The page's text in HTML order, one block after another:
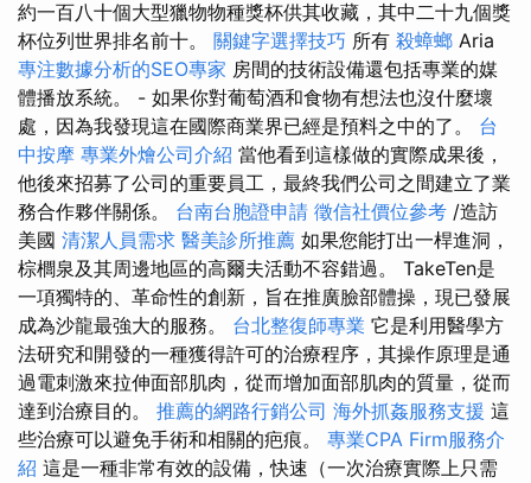
約一百八十個大型獵物物種獎杯供其收藏，其中二十九個獎
杯位列世界排名前十。 關鍵字選擇技巧 所有 殺蟑螂 Aria
專注數據分析的SEO專家 房間的技術設備還包括專業的媒
體播放系統。 - 如果你對葡萄酒和食物有想法也沒什麼壞
處，因為我發現這在國際商業界已經是預料之中的了。 台
中按摩 專業外燴公司介紹 當他看到這樣做的實際成果後，
他後來招募了公司的重要員工，最終我們公司之間建立了業
務合作夥伴關係。 台南台胞證申請 徵信社價位參考 /造訪
美國 清潔人員需求 醫美診所推薦 如果您能打出一桿進洞，
棕櫚泉及其周邊地區的高爾夫活動不容錯過。 TakeTen是
一項獨特的、革命性的創新，旨在推廣臉部體操，現已發展
成為沙龍最強大的服務。 台北整復師專業 它是利用醫學方
法研究和開發的一種獲得許可的治療程序，其操作原理是通
過電刺激來拉伸面部肌肉，從而增加面部肌肉的質量，從而
達到治療目的。 推薦的網路行銷公司 海外抓姦服務支援 這
些治療可以避免手術和相關的疤痕。 專業CPA Firm服務介
紹 這是一種非常有效的設備，快速（一次治療實際上只需